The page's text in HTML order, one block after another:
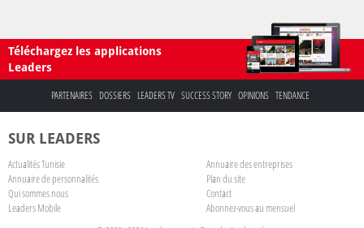
Téléchargez les applications
Leaders
PARTENAIRES DOSSIERS LEADERS TV SUCCESS STORY OPINIONS TENDANCE
SUR LEADERS
Actualités Tunisie
Annuaire des entreprises
Annuaire de personnalités
Plan du site
Qui sommes nous
Contact
Leaders Mobile
Abonnez-vous au mensuel